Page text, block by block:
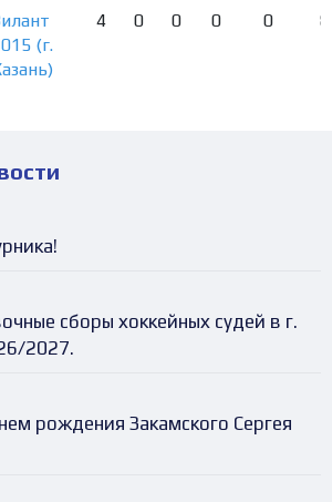
(г.
4 0 0 0 0
сборы хоккейных судей в г.
2027.
рождения Закамского Сергея